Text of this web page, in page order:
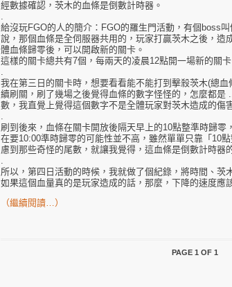
經數據確認，茨木的血條是倒數計時器。
給沒玩FGO的人的簡介：FGO的羅生門活動，有個boss
說，那個血條是全伺服器共用的，玩家打贏茨木之後，造
體血條歸零後，可以開啟新的關卡。
這樣的關卡總共有7個，每兩天的凌晨12點開一場新的關卡
我在第三日的關卡時，想要看看能不能打到擊殺茨木(總
續刷關，刷了幾場之後覺得血條的數字怪怪的，怎麼都是
數，我直覺上覺得這個數字不是全體玩家對茨木造成的傷
刷到後來，血條在關卡開放後隔天早上的10點整準時歸
在要10:00準時歸零的可能性並不高，雖然單單只靠「10
慮到那些奇怪的尾數，就讓我覺得，這血條是倒數計時器
所以，第四日活動的時候，我就做了個紀錄，將時間、茨
如果這個血量真的是玩家造成的話，那麼，下降的速度應
（繼續閱讀…）
PAGE 1 OF 1